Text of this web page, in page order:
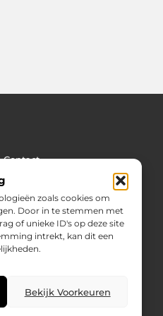
zoals cookies om
Door in te stemmen met
of unieke ID's op deze site
intrekt, kan dit een
Bekijk Voorkeuren
Contact